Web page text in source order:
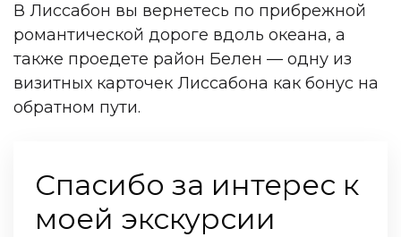
В Лиссабон вы вернетесь по прибрежной
романтической дороге вдоль океана, а
также проедете район Белен — одну из
визитных карточек Лиссабона как бонус на
обратном пути.
Спасибо за интерес к
моей экскурсии